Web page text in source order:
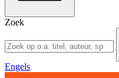
Zoek
Engels